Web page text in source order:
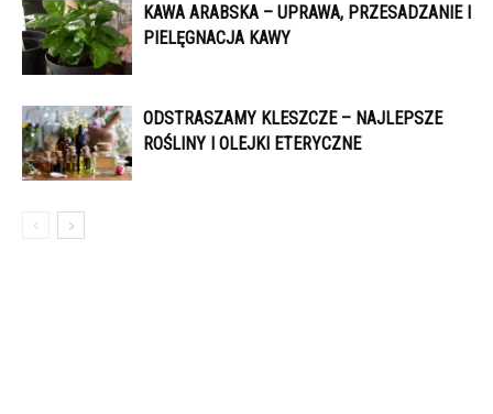
KAWA ARABSKA – UPRAWA, PRZESADZANIE I
PIELĘGNACJA KAWY
ODSTRASZAMY KLESZCZE – NAJLEPSZE
ROŚLINY I OLEJKI ETERYCZNE